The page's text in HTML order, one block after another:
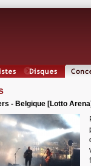
- Belgique [Lotto